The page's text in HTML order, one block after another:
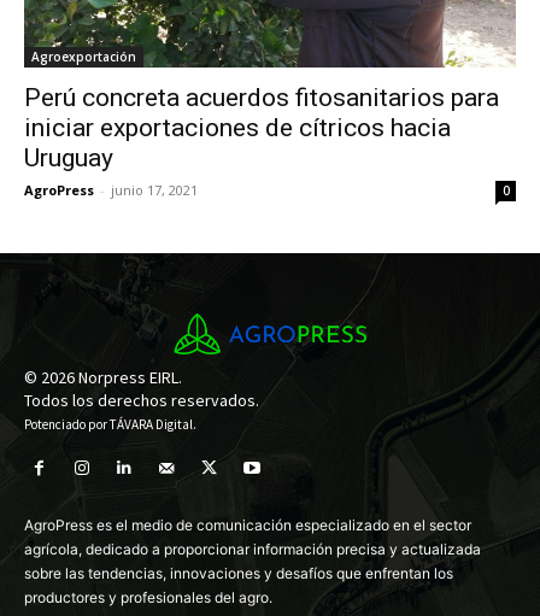
Agroexportación
Perú concreta acuerdos fitosanitarios para
iniciar exportaciones de cítricos hacia
Uruguay
AgroPress - junio 17, 2021 0
© 2026 Norpress EIRL.
Todos los derechos reservados.
Potenciado porTÁVARA Digital.
AgroPress es el medio de comunicación especializado en el sector
agrícola, dedicado a proporcionar información precisa y actualizada
sobre las tendencias, innovaciones y desafíos que enfrentan los
productores y profesionales del agro.